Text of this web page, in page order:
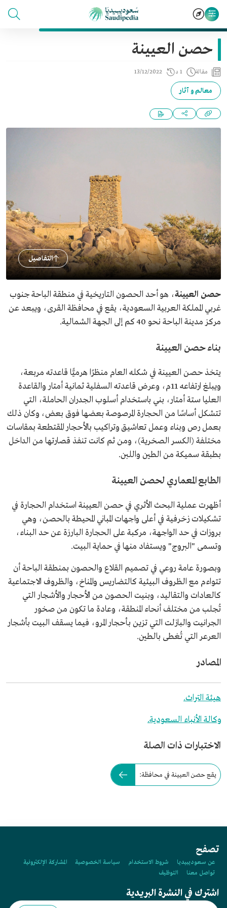
حصن العيينة
مقالة 1 د 13/12/2022
معالم و آثار
التفاصيل
حصن العيينة، هو أحد الحصون التاريخية في منطقة الباحة جنوب
غربي المملكة العربية السعودية، يقع في محافظة القرى، ويبعد عن
مركز مدينة الباحة نحو 40 كم إلى الجهة الشمالية.
بناء حصن العيينة
يتخذ حصن العيينة في شكله العام منظرًا هرميًّا قاعدته مربعة،
ويبلغ ارتفاعه 11م، وعرض قاعدته السفلية ثمانية أمتار والقاعدة
العليا ستة أمتار، بني باستخدام أسلوب الجدران الحاملة، التي
تتشكل أساسًا من الحجارة المرصوصة بعضها فوق بعض، وكان ذلك
بعمل رص وبناء وعمل تعاشيق وتراكيب بالأحجار المقتطعة بمقاسات
مختلفة (الكسر الصخرية)، ومن ثم كانت تنفذ قصارتها من الداخل
بطبقة سميكة من الطين واللبن.
الطابع المعماري لحصن العيينة
أظهرت عملية البحث الأثري في حصن العيينة استخدام الحجارة في
تشكيلات زخرفية في أعلى واجهات المباني المحيطة بالحصن، وهي
بروزات في حد الواجهة، مركبة على الحجارة البارزة عن حد البناء،
وتسمى "البروج" ويستفاد منها في حماية البيت.
وبصورة عامة روعي في تصميم القلاع والحصون بمنطقة الباحة أن
تتواءم مع الظروف البيئية كالتضاريس والمناخ، والظروف الاجتماعية
كالعادات والتقاليد، وبنيت الحصون من الأحجار والأشجار التي
تُجلب من مختلف أنحاء المنطقة، وعادة ما تكون من صخور
الجرانيت والبازلت التي تزين بأحجار المرو، فيما يسقف البيت بأشجار
العرعر التي تُغطى بالطين.
المصادر
هيئة التراث.
وكالة الأنباء السعودية.
الاختبارات ذات الصلة
يقع حصن العيينة في محافظة:
تصفح
عن سعوديبيديا شروط الاستخدام سياسة الخصوصية
المشاركة الإلكترونية
تواصل معنا
التوظيف
اشترك في النشرة البريدية